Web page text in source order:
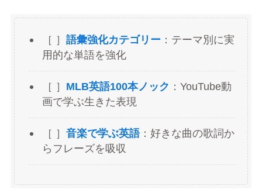
［ ］ 語彙強化カテゴリー：テーマ別に実
用的な単語を強化
［ ］ MLB英語100本ノック ：YouTube動
画で学ぶ生きた表現
［ ］ 音楽で学ぶ英語：好きな曲の歌詞か
らフレーズを吸収